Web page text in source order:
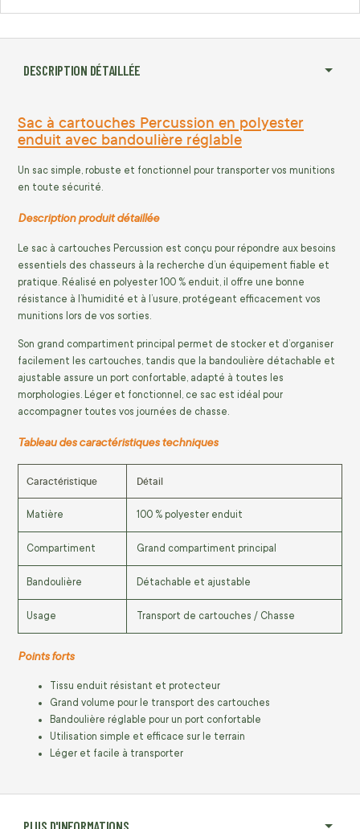
DESCRIPTION DÉTAILLÉE
Sac à cartouches Percussion en polyester
enduit avec bandoulière réglable
Un sac simple, robuste et fonctionnel pour transporter vos munitions
en toute sécurité.
Description produit détaillée
Le sac à cartouches Percussion est conçu pour répondre aux besoins
essentiels des chasseurs à la recherche d’un équipement fiable et
pratique. Réalisé en polyester 100 % enduit, il offre une bonne
résistance à l’humidité et à l’usure, protégeant efficacement vos
munitions lors de vos sorties.
Son grand compartiment principal permet de stocker et d’organiser
facilement les cartouches, tandis que la bandoulière détachable et
ajustable assure un port confortable, adapté à toutes les
morphologies. Léger et fonctionnel, ce sac est idéal pour
accompagner toutes vos journées de chasse.
Tableau des caractéristiques techniques
Caractéristique Détail
Matière 100 % polyester enduit
Compartiment Grand compartiment principal
Bandoulière Détachable et ajustable
Usage Transport de cartouches / Chasse
Points forts
Tissu enduit résistant et protecteur
Grand volume pour le transport des cartouches
Bandoulière réglable pour un port confortable
Utilisation simple et efficace sur le terrain
Léger et facile à transporter